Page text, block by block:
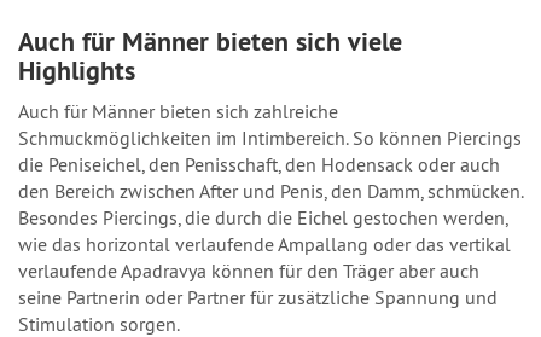
Auch für Männer bieten sich viele
Highlights
Auch für Männer bieten sich zahlreiche
Schmuckmöglichkeiten im Intimbereich. So können Piercings
die Peniseichel, den Penisschaft, den Hodensack oder auch
den Bereich zwischen After und Penis, den Damm, schmücken.
Besondes Piercings, die durch die Eichel gestochen werden,
wie das horizontal verlaufende Ampallang oder das vertikal
verlaufende Apadravya können für den Träger aber auch
seine Partnerin oder Partner für zusätzliche Spannung und
Stimulation sorgen.